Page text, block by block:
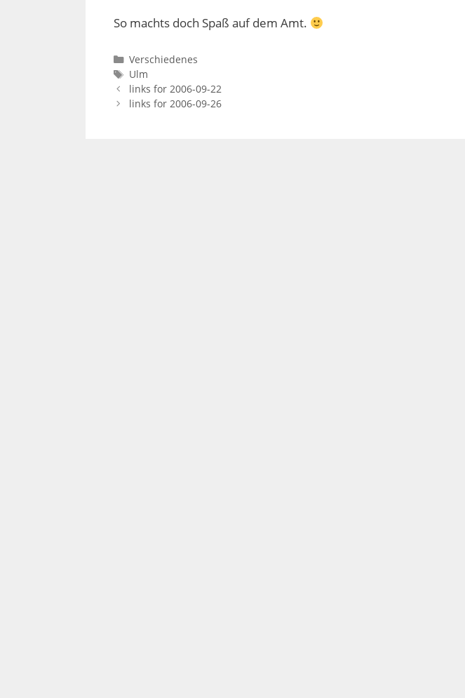
So machts doch Spaß auf dem Amt.
Kategorien
Verschiedenes
Schlagwörter
Ulm
links for 2006-09-22
links for 2006-09-26